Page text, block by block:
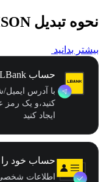
نحوه تبدیل HIMSON به EUR
بیشتر بدانید
حساب LBank رایگان خود را ایجاد کنید
کنید،و یک
ایجاد کنید
حساب خود را
اطلاعات